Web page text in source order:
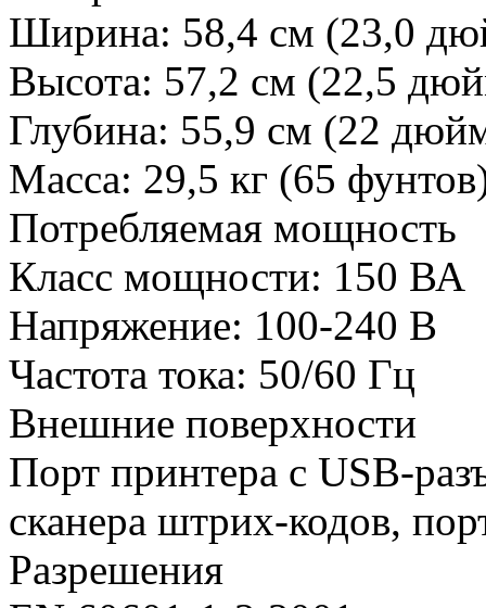
Ширина: 58,4 см (23,0
Высота: 57,2 см (22,5
Глубина: 55,9 см (22
Масса: 29,5 кг (65
Потребляемая мощность
Класс мощности: 150 ВА
Напряжение: 100-240 В
Частота тока: 50/60 Гц
Внешние поверхности
Порт принтера с USB-
сканера штрих-кодов,
Разрешения